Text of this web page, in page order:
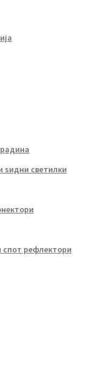
ѕидни светилки
спот рефлектори